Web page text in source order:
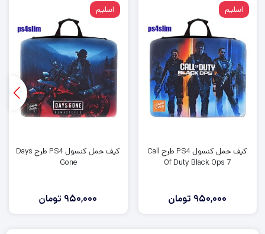
اسلیم
کیف حمل کنسول PS4 طرح Call
Of Duty Black Ops 7
950,000 تومان
اسلیم
کیف حمل کنسول PS4 طرح Days
Gone
950,000 تومان